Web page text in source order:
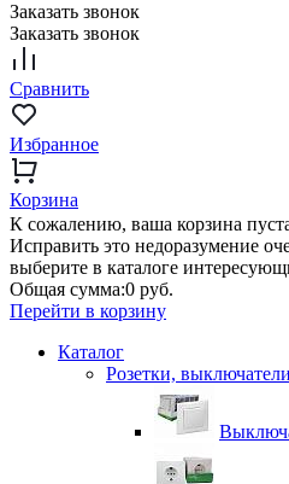
Заказать звонок
Заказать звонок
Сравнить
Избранное
Корзина
К сожалению, ваша корзина
Исправить это недоразумение
выберите в каталоге
Общая сумма:0 руб.
Перейти в корзину
Каталог
Розетки, выключатели